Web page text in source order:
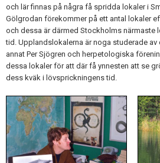
och lär finnas på några få spridda lokaler i
Gölgrodan förekommer på ett antal lokaler
och dessa är därmed Stockholms närmaste
tid. Upplandslokalerna är noga studerade
annat Per Sjögren och herpetologiska
dessa lokaler för att där få ynnesten att se
dess kväk i lövsprickningens tid.